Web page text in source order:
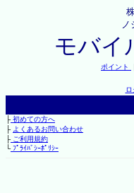
ノ
モバイ
ポイント
ロ
├初めての方へ
├ よくあるお問い合わせ
├ご利用規約
└ﾌﾟﾗｲﾊﾞｼｰﾎﾟﾘｼｰ